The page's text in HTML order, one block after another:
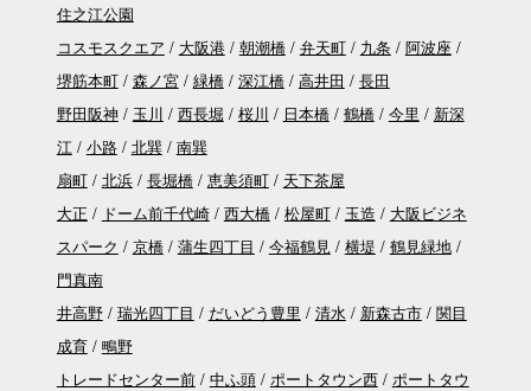
住之江公園
コスモスクエア
大阪港 朝潮橋 弁天町 九条
阿波座
堺筋本町
森ノ宮 緑橋 深江橋 高井田
長田
野田阪神
玉川 西長堀 桜川 日本橋 鶴橋 今里
新深
江
小路 北巽
南巽
扇町
北浜 長堀橋 恵美須町
天下茶屋
大正
ドーム前千代崎 西大橋 松屋町 玉造
大阪ビジネ
スパーク
京橋 蒲生四丁目 今福鶴見 横堤
鶴見緑地
門真南
井高野
瑞光四丁目 だいどう豊里 清水 新森古市
関目
成育
鴫野
トレードセンター前
中ふ頭 ポートタウン西
ポートタウ